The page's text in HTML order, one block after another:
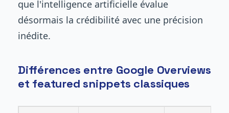
que l'intelligence artificielle évalue
désormais la crédibilité avec une précision
inédite.
Différences entre Google Overviews
et featured snippets classiques